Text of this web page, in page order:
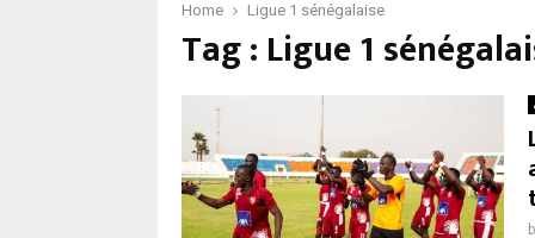
Home Ligue 1 sénégalaise
Tag : Ligue 1